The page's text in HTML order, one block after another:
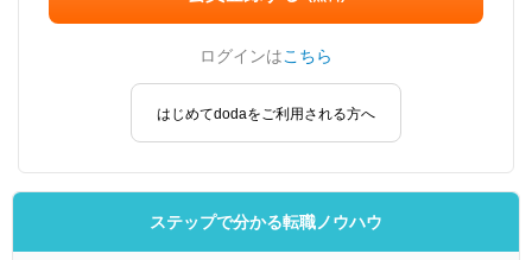
ログインはこちら
はじめてdodaをご利用される方へ
ステップで分かる転職ノウハウ